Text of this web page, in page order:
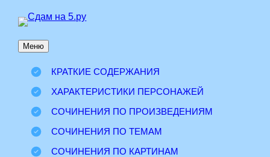
Перейти
содержимому
Меню
КРАТКИЕ СОДЕРЖАНИЯ
ХАРАКТЕРИСТИКИ ПЕРСОНАЖЕЙ
СОЧИНЕНИЯ ПО ПРОИЗВЕДЕНИЯМ
СОЧИНЕНИЯ ПО ТЕМАМ
СОЧИНЕНИЯ ПО КАРТИНАМ